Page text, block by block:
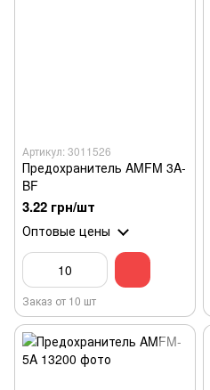
Артикул: 3011526
Предохранитель AMFM 3A-
BF
3.22 грн/шт
Оптовые цены
Заказ от 10 шт